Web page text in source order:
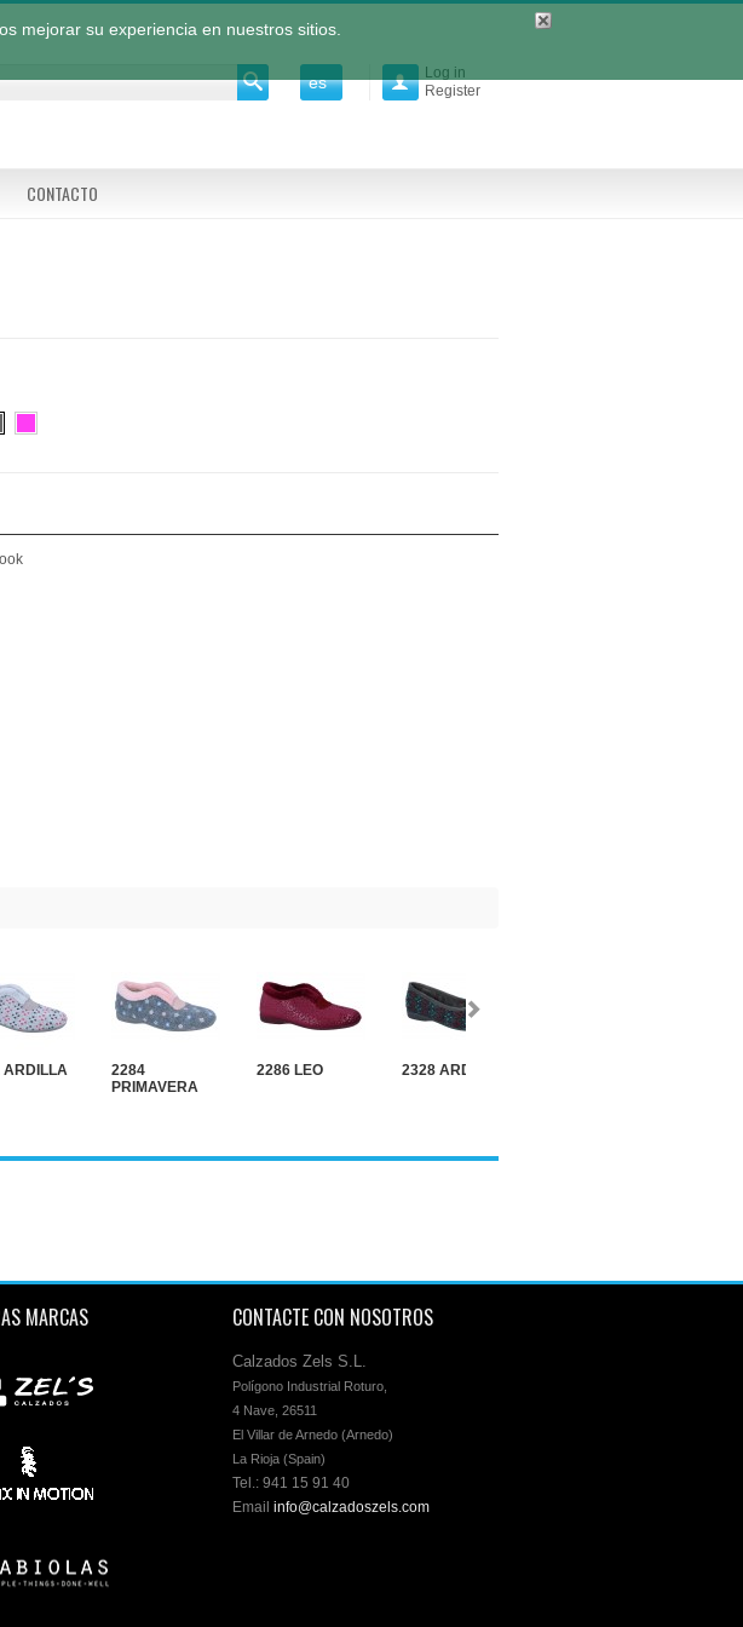

Log in
Register
es
CONTACTO
ARDILLA
2284
PRIMAVERA
2286 LEO 2328 ARDILLA
MARCAS CONTACTE CON NOSOTROS
Calzados Zels S.L.
Polígono Industrial Roturo,
4 Nave, 26511
El Villar de Arnedo (Arnedo)
La Rioja (Spain)
Tel.: 941 15 91 40
Email info@calzadoszels.com
mejorar su experiencia en nuestros sitios.